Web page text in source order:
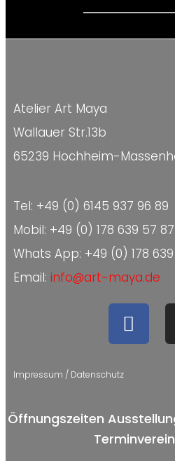
Atelier Art Maya
Wallauer Str.13b
65239 Hochheim-
Tel: +49 (0) 6145 937 96 89
Mobil: +49 (0) 178 639 57 87
Whats App: +49 (0) 178
Email: info@art-maya.de
Impressum / Datenschutz
Öffnungszeiten